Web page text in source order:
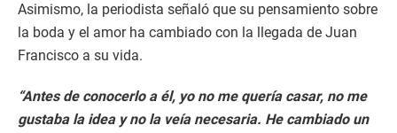
Asimismo, la periodista señaló que su pensamiento sobre
la boda y el amor ha cambiado con la llegada de Juan
Francisco a su vida.
“Antes de conocerlo a él, yo no me quería casar, no me
gustaba la idea y no la veía necesaria. He cambiado un